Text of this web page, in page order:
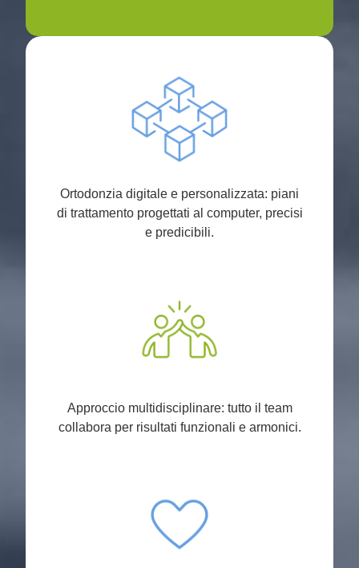
Ortodonzia digitale e personalizzata: piani
di trattamento progettati al computer, precisi
e predicibili.
Approccio multidisciplinare: tutto il team
collabora per risultati funzionali e armonici.